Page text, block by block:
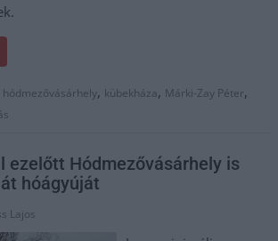
hódmezővásárhely, kübekháza, Márki-Zay Péter,
ezelőtt Hódmezővásárhely is
hóágyúját
Lajos